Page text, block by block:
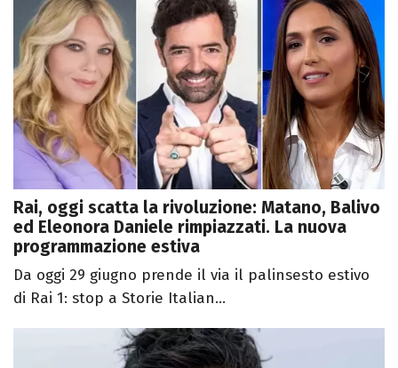
Rai, oggi scatta la rivoluzione: Matano, Balivo
ed Eleonora Daniele rimpiazzati. La nuova
programmazione estiva
Da oggi 29 giugno prende il via il palinsesto estivo
di Rai 1: stop a Storie Italian...